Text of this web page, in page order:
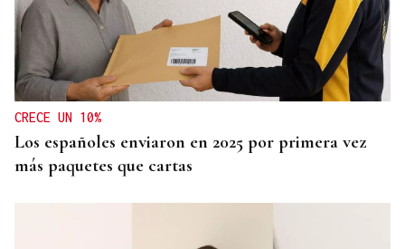
CRECE UN 10%
Los españoles enviaron en 2025 por primera vez
más paquetes que cartas